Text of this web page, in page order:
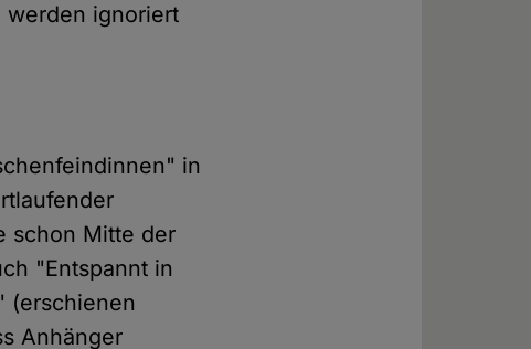
werden ignoriert
in
schon Mitte der
"Entspannt in
(erschienen
Anhänger